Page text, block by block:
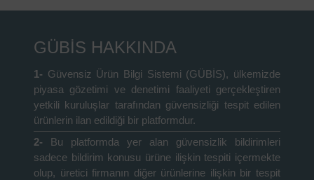
GÜBİS HAKKINDA
1- Güvensiz Ürün Bilgi Sistemi (GÜBİS), ülkemizde
piyasa gözetimi ve denetimi faaliyeti gerçekleştiren
yetkili kuruluşlar tarafından güvensizliği tespit edilen
ürünlerin ilan edildiği bir platformdur.
2-
Bu platformda yer alan güvensizlik bildirimleri
sadece bildirim konusu ürüne ilişkin tespiti içermekte
olup, üretici firmanın diğer ürünlerine ilişkin bir tespit